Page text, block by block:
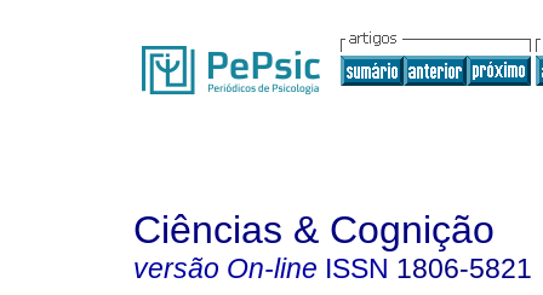
Ciências & Cognição
versão On-line ISSN 1806-5821